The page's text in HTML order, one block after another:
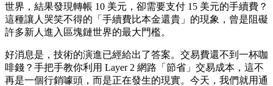
世界，結果發現轉帳 10 美元，卻需要支付 15 美元的手續費？
這種讓人哭笑不得的「手續費比本金還貴」的現象，曾是阻礙
許多新人進入區塊鏈世界的最大門檻。
好消息是，技術的演進已經給出了答案。 交易費還不到一杯咖
啡錢？手把手教你利用 Layer 2 網路「節省」交易成本 ，這不
再是一個行銷噱頭，而是正在發生的現實。今天，我們就用通